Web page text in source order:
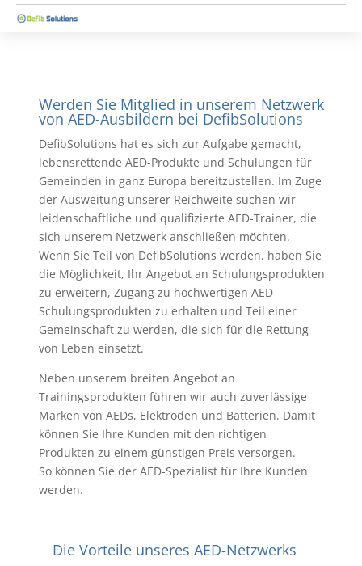
Werden Sie Mitglied in unserem Netzwerk
von AED-Ausbildern bei DefibSolutions
DefibSolutions hat es sich zur Aufgabe gemacht,
lebensrettende AED-Produkte und Schulungen für
Gemeinden in ganz Europa bereitzustellen. Im Zuge
der Ausweitung unserer Reichweite suchen wir
leidenschaftliche und qualifizierte AED-Trainer, die
sich unserem Netzwerk anschließen möchten.
Wenn Sie Teil von DefibSolutions werden, haben Sie
die Möglichkeit, Ihr Angebot an Schulungsprodukten
zu erweitern, Zugang zu hochwertigen AED-
Schulungsprodukten zu erhalten und Teil einer
Gemeinschaft zu werden, die sich für die Rettung
von Leben einsetzt.
Neben unserem breiten Angebot an
Trainingsprodukten führen wir auch zuverlässige
Marken von AEDs, Elektroden und Batterien. Damit
können Sie Ihre Kunden mit den richtigen
Produkten zu einem günstigen Preis versorgen.
So können Sie der AED-Spezialist für Ihre Kunden
werden.
Die Vorteile unseres AED-Netzwerks